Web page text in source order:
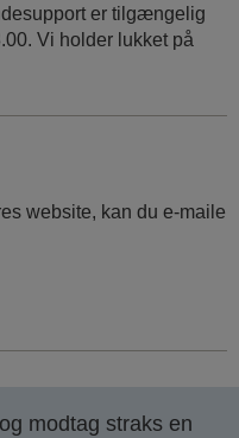
er tilgængelig
Vi holder lukket på
website, kan du e-maile
modtag straks en